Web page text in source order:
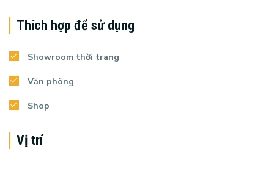
Thích hợp để sử dụng
Showroom thời trang
Văn phòng
Shop
Vị trí